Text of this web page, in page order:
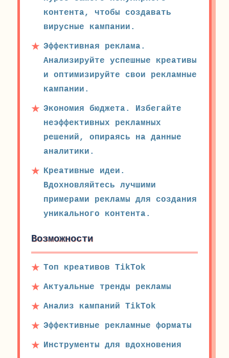
контента, чтобы создавать
вирусные кампании.
Эффективная реклама.
Анализируйте успешные креативы
и оптимизируйте свои рекламные
кампании.
Экономия бюджета. Избегайте
неэффективных рекламных
решений, опираясь на данные
аналитики.
Креативные идеи.
Вдохновляйтесь лучшими
примерами рекламы для создания
уникального контента.
Возможности
Топ креативов TikTok
Актуальные тренды рекламы
Анализ кампаний TikTok
Эффективные рекламные форматы
Инструменты для вдохновения